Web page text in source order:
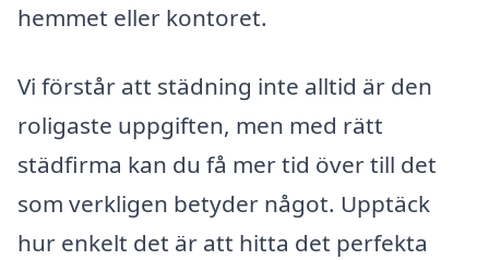
hemmet eller kontoret.
Vi förstår att städning inte alltid är den
roligaste uppgiften, men med rätt
städfirma kan du få mer tid över till det
som verkligen betyder något. Upptäck
hur enkelt det är att hitta det perfekta